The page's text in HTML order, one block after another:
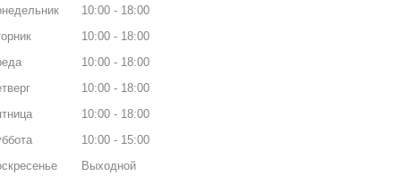
10:00
18:00
10:00
18:00
10:00
18:00
10:00
18:00
10:00
18:00
10:00
15:00
Выходной